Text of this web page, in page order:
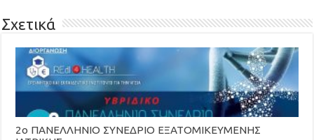
Σχετικά
2ο ΠΑΝΕΛΛΗΝΙΟ ΣΥΝΕΔΡΙΟ ΕΞΑΤΟΜΙΚΕΥΜΕΝΗΣ